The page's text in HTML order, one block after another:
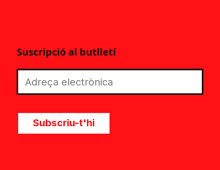
Suscripció al butlletí
Subscriu-t'hi